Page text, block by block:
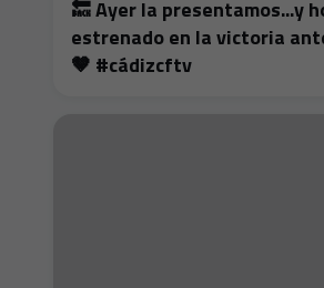
🔙 Ayer la presentamos...y
estrenado en la victoria
🤎 #cádizcftv